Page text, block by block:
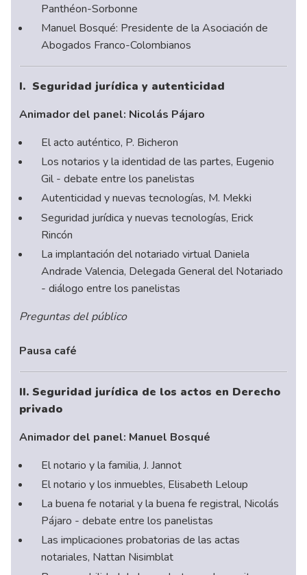
Panthéon-Sorbonne
Manuel Bosqué: Presidente de la Asociación de
Abogados Franco-Colombianos
I. Seguridad jurídica y autenticidad
Animador del panel: Nicolás Pájaro
El acto auténtico, P. Bicheron
Los notarios y la identidad de las partes, Eugenio
Gil - debate entre los panelistas
Autenticidad y nuevas tecnologías, M. Mekki
Seguridad jurídica y nuevas tecnologías, Erick
Rincón
La implantación del notariado virtual Daniela
Andrade Valencia, Delegada General del Notariado
- diálogo entre los panelistas
Preguntas del público
Pausa café
II. Seguridad jurídica de los actos en Derecho
privado
Animador del panel: Manuel Bosqué
El notario y la familia, J. Jannot
El notario y los inmuebles, Elisabeth Leloup
La buena fe notarial y la buena fe registral, Nicolás
Pájaro - debate entre los panelistas
Las implicaciones probatorias de las actas
notariales, Nattan Nisimblat